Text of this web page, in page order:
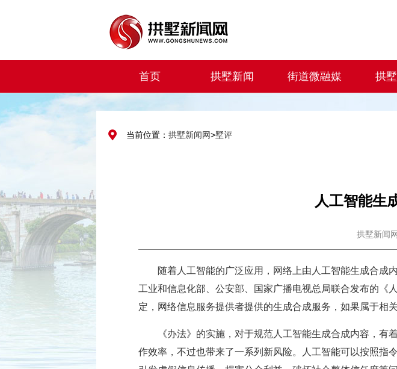
首页 拱墅新闻 街道微融媒 拱
当前位置： 拱墅新闻网>墅评
人工智能生
拱墅新闻网
随着人工智能的广泛应用，网络上由人工智能生成合成
工业和信息化部、公安部、国家广播电视总局联合发布的《
定，网络信息服务提供者提供的生成合成服务，如果属于相
《办法》的实施，对于规范人工智能生成合成内容，
作效率，不过也带来了一系列新风险。人工智能可以按照指